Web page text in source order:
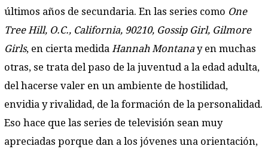
últimos años de secundaria. En las series como One
Tree Hill, O.C., California, 90210, Gossip Girl, Gilmore
Girls, en cierta medida Hannah Montanay en muchas
otras, se trata del paso de la juventud a la edad adulta,
del hacerse valer en un ambiente de hostilidad,
envidia y rivalidad, de la formación de la personalidad.
Eso hace que las series de televisión sean muy
apreciadas porque dan a los jóvenes una orientación,